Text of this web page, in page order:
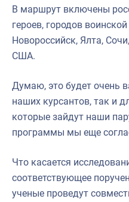
В маршрут включены
героев, городов
Новороссийск, Ялта,
США.
Думаю, это будет очень
наших курсантов, так и
которые зайдут наши
программы мы еще
Что касается
соответствующее
ученые проведут